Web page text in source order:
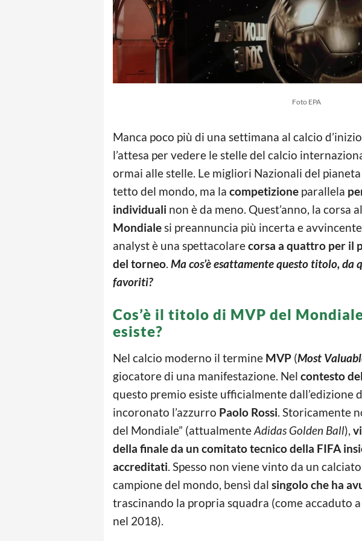
Foto EPA
Manca poco più di una settimana al calcio
l’attesa per vedere le stelle del calcio
ormai alle stelle. Le migliori Nazionali del
tetto del mondo, ma la competizione parallela
individuali non è da meno. Quest’anno, la corsa
Mondialesi preannuncia più incerta e
analyst è una spettacolarecorsa a quattro per il
del torneo. Ma cos’è esattamente questo titolo, da
favoriti?
Cos’è il titolo di MVP del
esiste?
Nel calcio moderno il termine MVP (Most
giocatore di una manifestazione. Nel contesto
questo premio esiste ufficialmente dall’edizione
incoronato l’azzurro Paolo Rossi. Storicamente
del Mondiale” (attualmenteAdidas Golden Ball),
della finale da un comitato tecnico della FIFA
accreditati. Spesso non viene vinto da un
campione del mondo, bensì dal singolo che ha
trascinando la propria squadra (come accaduto
nel 2018).